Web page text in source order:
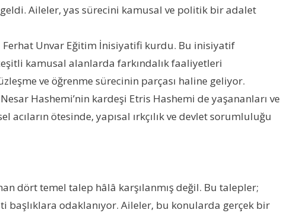
Aileler, yas sürecini kamusal ve politik bir adalet
Ferhat Unvar Eğitim İnisiyatifi kurdu. Bu inisiyatif
kamusal alanlarda farkındalık faaliyetleri
ve öğrenme sürecinin parçası haline geliyor.
Hashemi’nin kardeşi Etris Hashemi de yaşananları ve
ötesinde, yapısal ırkçılık ve devlet sorumluluğu
dört temel talep hâlâ karşılanmış değil. Bu talepler;
odaklanıyor. Aileler, bu konularda gerçek bir